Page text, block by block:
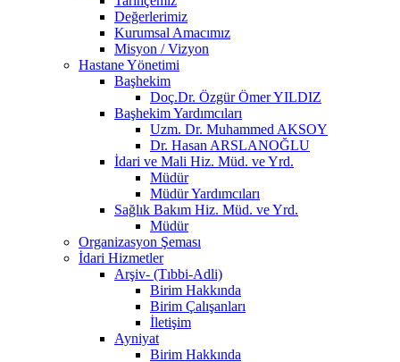
Değerlerimiz
Kurumsal Amacımız
Misyon / Vizyon
Hastane Yönetimi
Başhekim
Doç.Dr. Özgür Ömer YILDIZ
Başhekim Yardımcıları
Uzm. Dr. Muhammed AKSOY
Dr. Hasan ARSLANOĞLU
İdari ve Mali Hiz. Müd. ve Yrd.
Müdür
Müdür Yardımcıları
Sağlık Bakım Hiz. Müd. ve Yrd.
Müdür
Organizasyon Şeması
İdari Hizmetler
Arşiv- (Tıbbi-Adli)
Birim Hakkında
Birim Çalışanları
İletişim
Ayniyat
Birim Hakkında